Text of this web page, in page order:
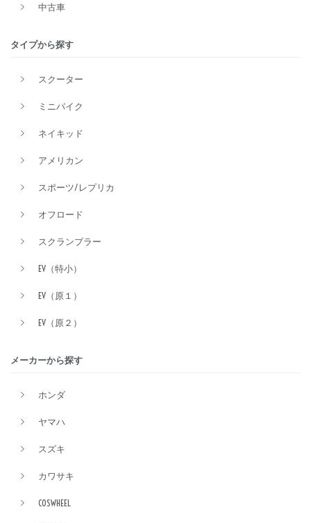
中古車
タイプから探す
スクーター
ミニバイク
ネイキッド
アメリカン
スポーツ/レプリカ
オフロード
スクランブラー
EV（特小）
EV（原１）
EV（原２）
メーカーから探す
ホンダ
ヤマハ
スズキ
カワサキ
COSWHEEL
価格